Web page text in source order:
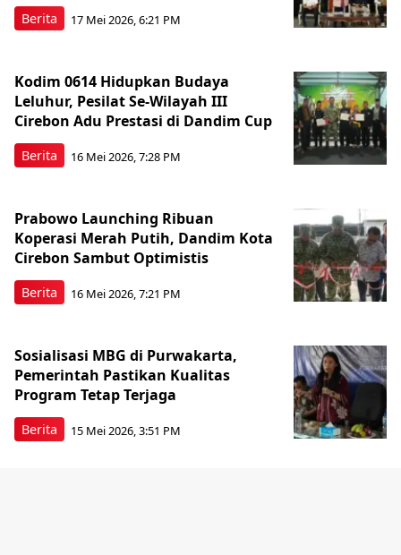
Berita 17 Mei 2026, 6:21 PM
Berita
Kodim 0614 Hidupkan Budaya
Leluhur, Pesilat Se-Wilayah III
Cirebon Adu Prestasi di Dandim Cup
16 Mei 2026, 7:28 PM
Berita
Prabowo Launching Ribuan
Koperasi Merah Putih, Dandim Kota
Cirebon Sambut Optimistis
16 Mei 2026, 7:21 PM
Berita
Sosialisasi MBG di Purwakarta,
Pemerintah Pastikan Kualitas
Program Tetap Terjaga
15 Mei 2026, 3:51 PM